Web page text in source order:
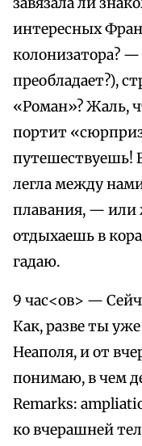
интересных
колонизатора?
преобладает?),
«Роман»? Жаль,
портит
путешествуешь!
легла между
плавания, — или
отдыхаешь в
гадаю.
9 час<ов> —
Как, разве ты уже
Неаполя, и от
понимаю, в чем
Remarks:
ко вчерашней